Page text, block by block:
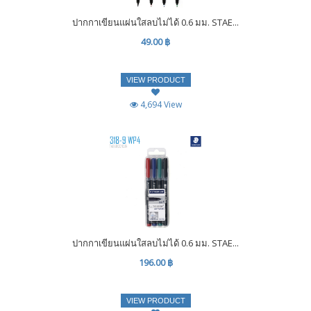
ปากกาเขียนแผ่นใสลบไม่ได้ 0.6 มม. STAE...
49.00 ฿
VIEW PRODUCT
4,694 View
ปากกาเขียนแผ่นใสลบไม่ได้ 0.6 มม. STAE...
196.00 ฿
VIEW PRODUCT